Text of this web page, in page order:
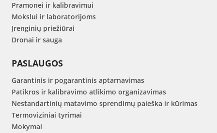
Pramonei ir kalibravimui
Mokslui ir laboratorijoms
Įrenginių priežiūrai
Dronai ir sauga
PASLAUGOS
Garantinis ir pogarantinis aptarnavimas
Patikros ir kalibravimo atlikimo organizavimas
Nestandartinių matavimo sprendimų paieška ir kūrimas
Termoviziniai tyrimai
Mokymai